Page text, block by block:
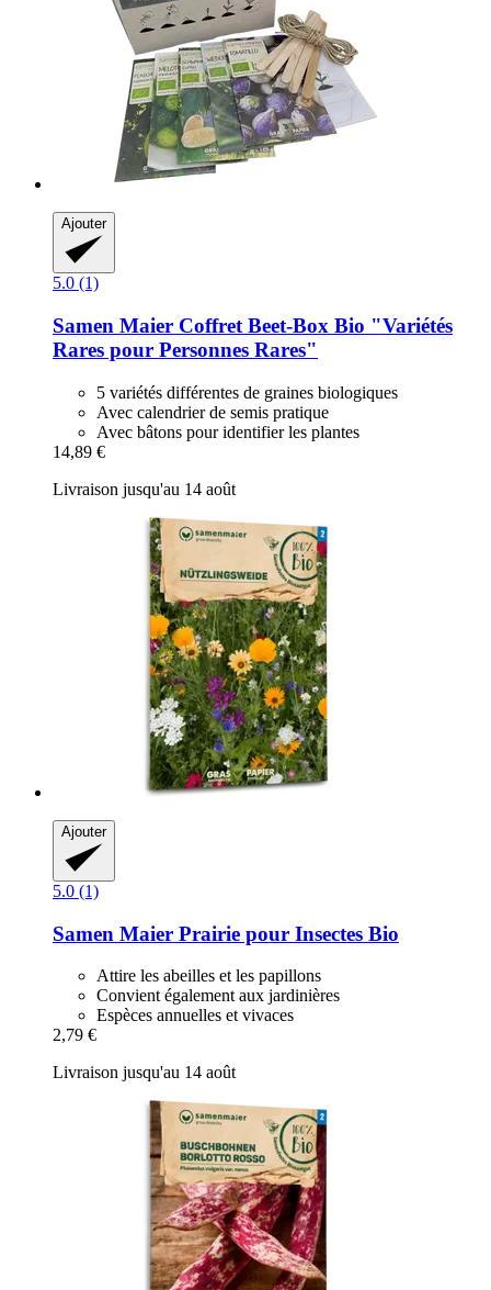
Ajouter
5.0 (1)
Samen Maier Coffret Beet-​Box Bio "Variétés
Rares pour Personnes Rares"
5 variétés différentes de graines biologiques
Avec calendrier de semis pratique
Avec bâtons pour identifier les plantes
14,89 €
Livraison jusqu'au 14 août
Ajouter
5.0 (1)
Samen Maier Prairie pour Insectes Bio
Attire les abeilles et les papillons
Convient également aux jardinières
Espèces annuelles et vivaces
2,79 €
Livraison jusqu'au 14 août